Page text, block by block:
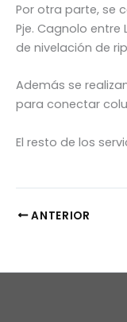
Por otra parte, se
Pje. Cagnolo entre
de nivelación de
Además se
para conectar
El resto de los
ANTERIOR